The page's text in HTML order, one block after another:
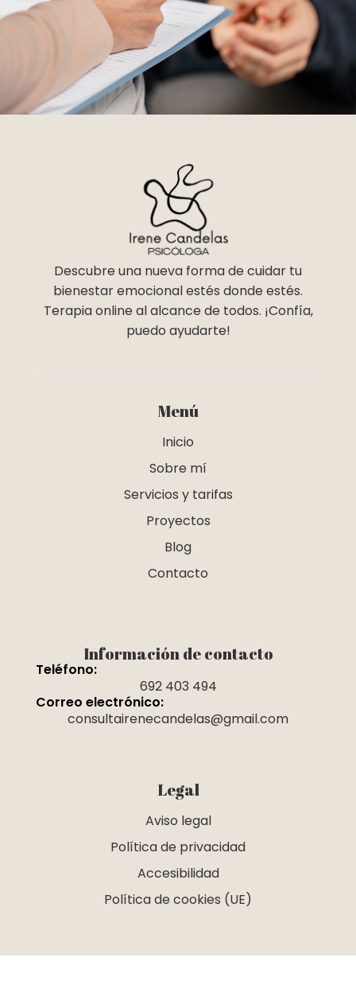
Descubre una nueva forma de cuidar tu
bienestar emocional estés donde estés.
Terapia online al alcance de todos. ¡Confía,
puedo ayudarte!
Menú
Inicio
Sobre mí
Servicios y tarifas
Proyectos
Blog
Contacto
Información de contacto
Teléfono:
692 403 494
Correo electrónico:
consultairenecandelas@gmail.com
Legal
Aviso legal
Política de privacidad
Accesibilidad
Política de cookies (UE)